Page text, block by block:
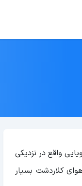
واقع در نزدیکی
کلاردشت بسیار